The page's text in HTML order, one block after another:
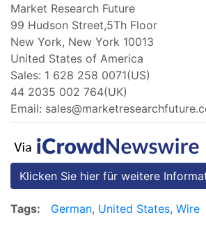
Market Research Future
99 Hudson Street,5Th Floor
New York, New York 10013
United States of America
Sales: 1 628 258 0071(US)
44 2035 002 764(UK)
Email:
Klicken Sie hier für weitere
Tags: German, United States, Wire